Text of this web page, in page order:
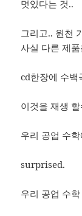
멋있다는 것..
그리고.. 원천
사실 다른 제
cd한장에 수백
이것을 재생
우리 공업 수
surprised.
우리 공업 수